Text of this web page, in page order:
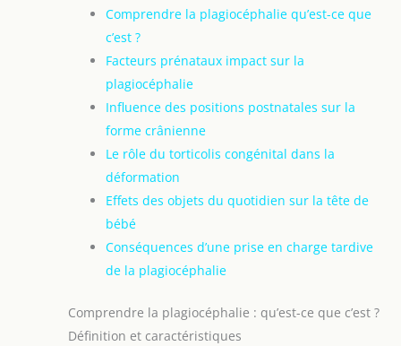
Comprendre la plagiocéphalie qu’est-ce que
c’est ?
Facteurs prénataux impact sur la
plagiocéphalie
Influence des positions postnatales sur la
forme crânienne
Le rôle du torticolis congénital dans la
déformation
Effets des objets du quotidien sur la tête de
bébé
Conséquences d’une prise en charge tardive
de la plagiocéphalie
Comprendre la plagiocéphalie : qu’est-ce que c’est ?
Définition et caractéristiques